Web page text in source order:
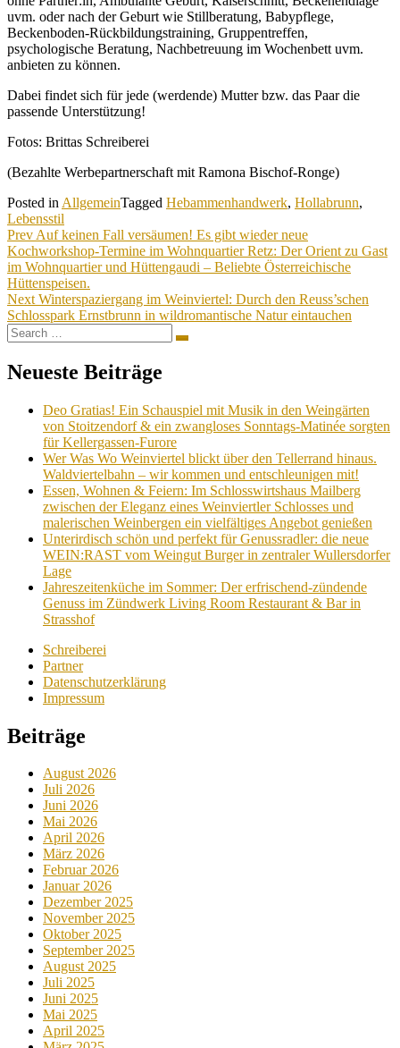
uvm. oder nach der Geburt wie Stillberatung, Babypflege,
Beckenboden-Rückbildungstraining, Gruppentreffen,
psychologische Beratung, Nachbetreuung im Wochenbett uvm.
anbieten zu können.
Dabei findet sich für jede (werdende) Mutter bzw. das Paar die
passende Unterstützung!
Fotos: Brittas Schreiberei
(Bezahlte Werbepartnerschaft mit Ramona Bischof-Ronge)
Posted in AllgemeinTagged Hebammenhandwerk, Hollabrunn,
Lebensstil
Beitragsnavigation
Prev Auf keinen Fall versäumen! Es gibt wieder neue
Kochworkshop-Termine im Wohnquartier Retz: Der Orient zu Gast
im Wohnquartier und Hüttengaudi – Beliebte Österreichische
Hüttenspeisen.
Next Winterspaziergang im Weinviertel: Durch den Reuss’schen
Schlosspark Ernstbrunn in wildromantische Natur eintauchen
Search
for:
Search
Neueste Beiträge
Deo Gratias! Ein Schauspiel mit Musik in den Weingärten
von Stoitzendorf & ein zwangloses Sonntags-Matinée sorgten
für Kellergassen-Furore
Wer Was Wo Weinviertel blickt über den Tellerrand hinaus.
Waldviertelbahn – wir kommen und entschleunigen mit!
Essen, Wohnen & Feiern: Im Schlosswirtshaus Mailberg
zwischen der Eleganz eines Weinviertler Schlosses und
malerischen Weinbergen ein vielfältiges Angebot genießen
Unterirdisch schön und perfekt für Genussradler: die neue
WEIN:RAST vom Weingut Burger in zentraler Wullersdorfer
Lage
Jahreszeitenküche im Sommer: Der erfrischend-zündende
Genuss im Zündwerk Living Room Restaurant & Bar in
Strasshof
Schreiberei
Partner
Datenschutzerklärung
Impressum
Beiträge
August 2026
Juli 2026
Juni 2026
Mai 2026
April 2026
März 2026
Februar 2026
Januar 2026
Dezember 2025
November 2025
Oktober 2025
September 2025
August 2025
Juli 2025
Juni 2025
Mai 2025
April 2025